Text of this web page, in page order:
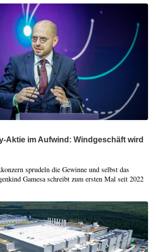
Aktie im Aufwind: Windgeschäft wird
sprudeln die Gewinne und selbst das
Gamesa schreibt zum ersten Mal seit 2022